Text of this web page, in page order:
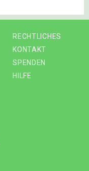
RECHTLICHES
KONTAKT
SPENDEN
HILFE